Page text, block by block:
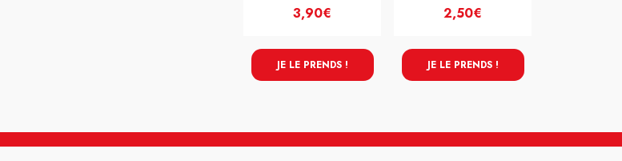
3,90€
JE LE PRENDS !
2,50€
JE LE PRENDS !